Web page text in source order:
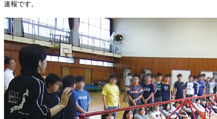
速報です。